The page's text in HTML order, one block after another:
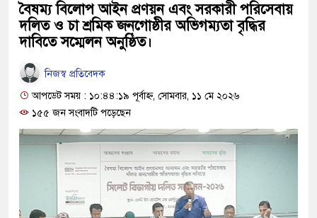
বৈষম্য বিলোপ আইন প্রণয়ন এবং সরকারী পরিসেবায়
দলিত ও চা শ্রমিক জনগোষ্ঠীর অভিগম্যতা বৃদ্ধির
দাবিতে সম্মেলন অনুষ্ঠিত।
নিজস্ব প্রতিবেদক
আপডেট সময় : ১০:৪৪:১৯ পূর্বাহ্ন, সোমবার, ১১ মে ২০২৬
১৫৫ জন সংবাদটি পড়েছেন